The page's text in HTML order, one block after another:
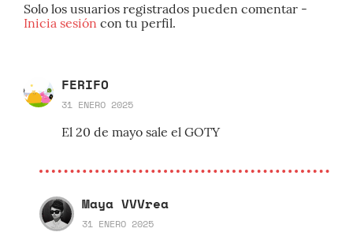
Solo los usuarios registrados pueden comentar -
Inicia sesión con tu perfil.
FERIFO
31 ENERO 2025
El 20 de mayo sale el GOTY
Maya VVVrea
31 ENERO 2025